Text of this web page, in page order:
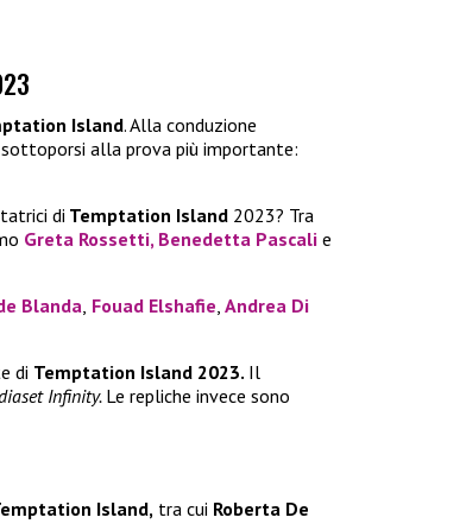
Island. Alla conduzione
alla prova più importante:
di Temptation Island 2023? Tra
Greta Rossetti, Benedetta Pascali e
Blanda, Fouad Elshafie, Andrea Di
di Temptation Island 2023. Il
Infinity. Le repliche invece sono
Island, tra cui Roberta De